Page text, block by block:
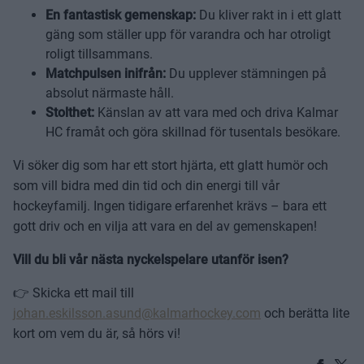
En fantastisk gemenskap: Du kliver rakt in i ett glatt
gäng som ställer upp för varandra och har otroligt
roligt tillsammans.
Matchpulsen inifrån: Du upplever stämningen på
absolut närmaste håll.
Stolthet: Känslan av att vara med och driva Kalmar
HC framåt och göra skillnad för tusentals besökare.
Vi söker dig som har ett stort hjärta, ett glatt humör och
som vill bidra med din tid och din energi till vår
hockeyfamilj. Ingen tidigare erfarenhet krävs – bara ett
gott driv och en vilja att vara en del av gemenskapen!
Vill du bli vår nästa nyckelspelare utanför isen?
👉 Skicka ett mail till
johan.eskilsson.asund@kalmarhockey.com och berätta lite
kort om vem du är, så hörs vi!